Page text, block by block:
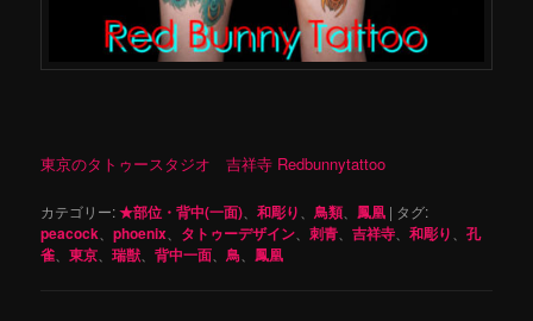
東京のタトゥースタジオ 吉祥寺 Redbunnytattoo
カテゴリー:★部位・背中(一面) 、和彫り 、鳥類 鳳凰 | タグ:
peacock 、phoenix タトゥーデザイン 、刺青 、吉祥寺 、和彫り 、孔
雀 、東京 、瑞獣 、背中一面 、鳥 鳳凰